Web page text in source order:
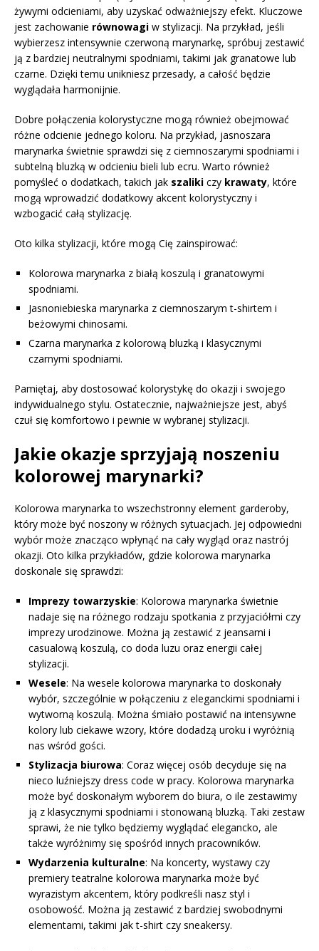
żywymi odcieniami, aby uzyskać odważniejszy efekt. Kluczowe
jest zachowanie równowagi w stylizacji. Na przykład, jeśli
wybierzesz intensywnie czerwoną marynarkę, spróbuj zestawić
ją z bardziej neutralnymi spodniami, takimi jak granatowe lub
czarne. Dzięki temu unikniesz przesady, a całość będzie
wyglądała harmonijnie.
Dobre połączenia kolorystyczne mogą również obejmować
różne odcienie jednego koloru. Na przykład, jasnoszara
marynarka świetnie sprawdzi się z ciemnoszarymi spodniami i
subtelną bluzką w odcieniu bieli lub ecru. Warto również
pomyśleć o dodatkach, takich jak szaliki czy krawaty, które
mogą wprowadzić dodatkowy akcent kolorystyczny i
wzbogacić całą stylizację.
Oto kilka stylizacji, które mogą Cię zainspirować:
Kolorowa marynarka z białą koszulą i granatowymi
spodniami.
Jasnoniebieska marynarka z ciemnoszarym t-shirtem i
beżowymi chinosami.
Czarna marynarka z kolorową bluzką i klasycznymi
czarnymi spodniami.
Pamiętaj, aby dostosować kolorystykę do okazji i swojego
indywidualnego stylu. Ostatecznie, najważniejsze jest, abyś
czuł się komfortowo i pewnie w wybranej stylizacji.
Jakie okazje sprzyjają noszeniu
kolorowej marynarki?
Kolorowa marynarka to wszechstronny element garderoby,
który może być noszony w różnych sytuacjach. Jej odpowiedni
wybór może znacząco wpłynąć na cały wygląd oraz nastrój
okazji. Oto kilka przykładów, gdzie kolorowa marynarka
doskonale się sprawdzi:
Imprezy towarzyskie: Kolorowa marynarka świetnie
nadaje się na różnego rodzaju spotkania z przyjaciółmi czy
imprezy urodzinowe. Można ją zestawić z jeansami i
casualową koszulą, co doda luzu oraz energii całej
stylizacji.
Wesele: Na wesele kolorowa marynarka to doskonały
wybór, szczególnie w połączeniu z eleganckimi spodniami i
wytworną koszulą. Można śmiało postawić na intensywne
kolory lub ciekawe wzory, które dodadzą uroku i wyróżnią
nas wśród gości.
Stylizacja biurowa: Coraz więcej osób decyduje się na
nieco luźniejszy dress code w pracy. Kolorowa marynarka
może być doskonałym wyborem do biura, o ile zestawimy
ją z klasycznymi spodniami i stonowaną bluzką. Taki zestaw
sprawi, że nie tylko będziemy wyglądać elegancko, ale
także wyróżnimy się spośród innych pracowników.
Wydarzenia kulturalne: Na koncerty, wystawy czy
premiery teatralne kolorowa marynarka może być
wyrazistym akcentem, który podkreśli nasz styl i
osobowość. Można ją zestawić z bardziej swobodnymi
elementami, takimi jak t-shirt czy sneakersy.